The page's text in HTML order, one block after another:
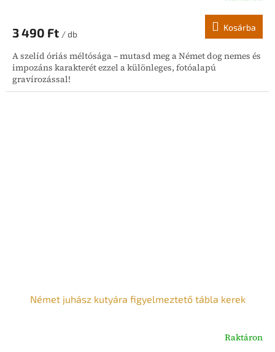
3 490 Ft / db
Kosárba
A szelíd óriás méltósága – mutasd meg a Német dog nemes és
impozáns karakterét ezzel a különleges, fotóalapú
gravírozással!
Német juhász kutyára figyelmeztető tábla kerek
Raktáron